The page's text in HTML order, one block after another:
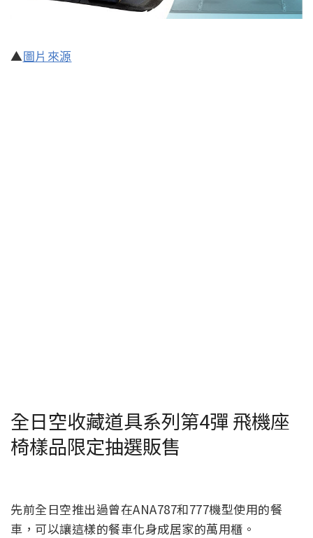
▲圖片來源
全日空收藏道具系列第4彈 飛機座
椅樣品限定抽選販售
先前全日空推出過曾在ANA787和777機型使用的餐
車，可以讓這樣的餐車化身成居家的萬用櫃。